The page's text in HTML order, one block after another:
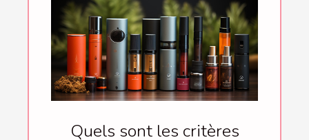
Quels sont les critères